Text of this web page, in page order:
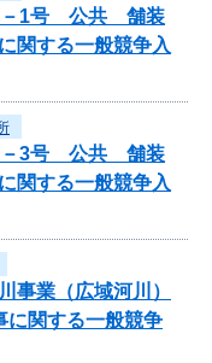
7－1号 公共 舗装
関する一般競争入
7－3号 公共 舗装
関する一般競争入
事業（広域河川）
に関する一般競争